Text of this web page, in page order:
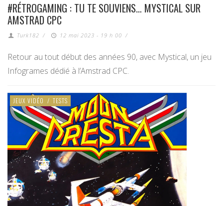
#RÉTROGAMING : TU TE SOUVIENS… MYSTICAL SUR
AMSTRAD CPC
Turk182 / 12 mai 2023 - 19 h 00 /
Retour au tout début des années 90, avec Mystical, un jeu
Infogrames dédié à l’Amstrad CPC.
JEUX VIDÉO / TESTS